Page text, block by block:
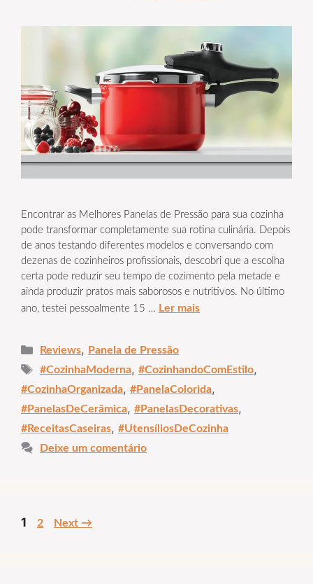
Encontrar as Melhores Panelas de Pressão para sua cozinha
pode transformar completamente sua rotina culinária. Depois
de anos testando diferentes modelos e conversando com
dezenas de cozinheiros profissionais, descobri que a escolha
certa pode reduzir seu tempo de cozimento pela metade e
ainda produzir pratos mais saborosos e nutritivos. No último
ano, testei pessoalmente 15 … Ler mais
Categorias
Reviews, Panela de Pressão
Tags
#CozinhaModerna,#CozinhandoComEstilo,
#CozinhaOrganizada, #PanelaColorida,
#PanelasDeCerâmica, #PanelasDecorativas,
#ReceitasCaseiras, #UtensíliosDeCozinha
Deixe um comentário
Page
1 Page
2 Next →